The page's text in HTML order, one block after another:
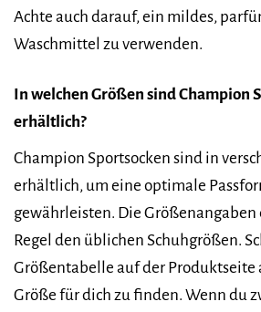
Achte auch darauf, ein mildes,
Waschmittel zu verwenden.
In welchen Größen sind Champion
erhältlich?
Champion Sportsocken sind in
erhältlich, um eine optimale
gewährleisten. Die Größenangaben
Regel den üblichen Schuhgrößen.
Größentabelle auf der Produktseite
Größe für dich zu finden. Wenn du